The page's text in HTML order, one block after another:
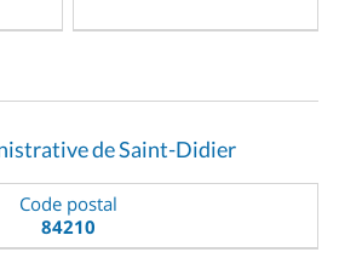
de Saint-Didier
Code postal
84210